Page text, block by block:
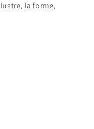
la forme,